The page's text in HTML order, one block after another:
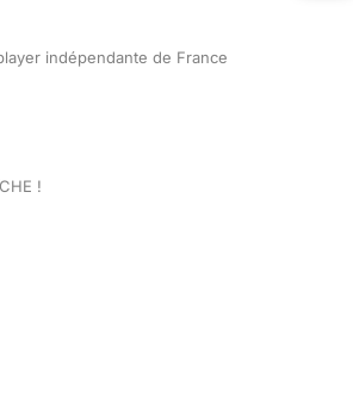
indépendante de France
!